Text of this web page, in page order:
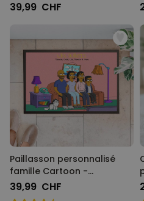
39,99 CHF
Paillasson personnalisé
famille Cartoon -
Illustration
39,99 CHF